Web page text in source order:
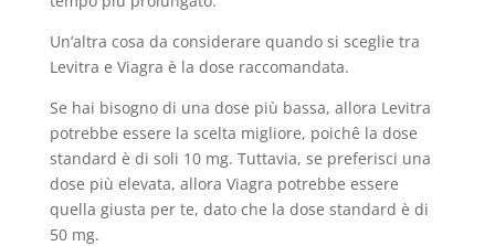
Un’altra cosa da considerare quando si sceglie tra
Levitra e Viagra è la dose raccomandata.
Se hai bisogno di una dose più bassa, allora Levitra
potrebbe essere la scelta migliore, poichê la dose
standard è di soli 10 mg. Tuttavia, se preferisci una
dose più elevata, allora Viagra potrebbe essere
quella giusta per te, dato che la dose standard è di
50 mg.